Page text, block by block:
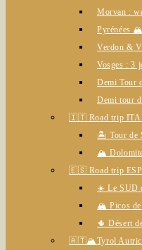
Morvan :
Pyrénées
Verdon &
Vosges : 3
Demi Tour
Demi tour
🇮🇹 Road trip
🏝️ Tour de
🏔️
🇪🇸 Road trip
☀️ Le SUD
🏔️ Picos de
🌵 Désert
🇦🇹🏔️Tyrol